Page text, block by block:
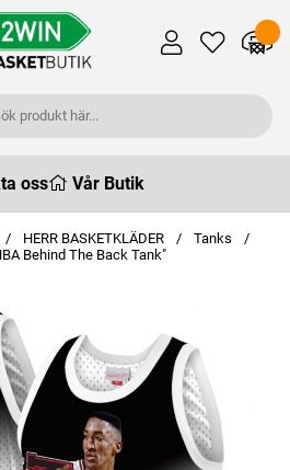
oss Vår Butik
HERR BASKETKLÄDER
Tanks
Behind The Back Tank"